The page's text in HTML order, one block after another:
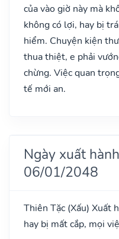
của vào giờ này mà
không có lợi, hay bị
hiểm. Chuyện kiện
thua thiệt, e phải
chừng. Việc quan
tế mới an.
Ngày xuất
06/01/2048
Thiên Tặc (Xấu) Xuất
hay bị mất cắp, mọi